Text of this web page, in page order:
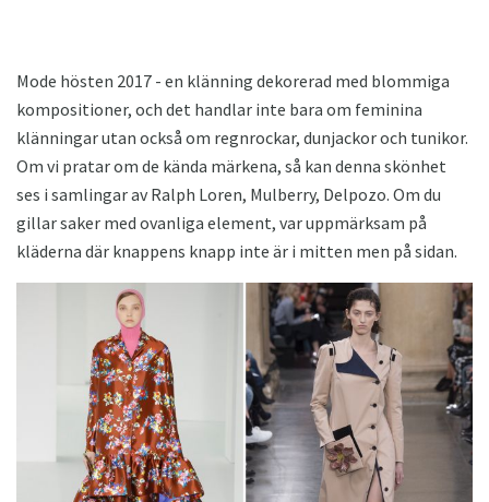
Mode hösten 2017 - en klänning dekorerad med blommiga
kompositioner, och det handlar inte bara om feminina
klänningar utan också om regnrockar, dunjackor och tunikor.
Om vi ​​pratar om de kända märkena, så kan denna skönhet
ses i samlingar av Ralph Loren, Mulberry, Delpozo. Om du
gillar saker med ovanliga element, var uppmärksam på
kläderna där knappens knapp inte är i mitten men på sidan.